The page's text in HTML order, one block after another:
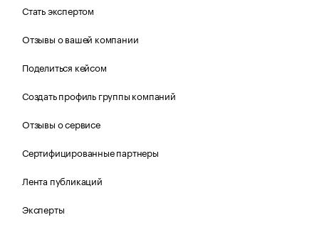
Стать экспертом
Отзывы о вашей компании
Поделиться кейсом
Создать профиль группы компаний
Отзывы о сервисе
Сертифицированные партнеры
Лента публикаций
Эксперты